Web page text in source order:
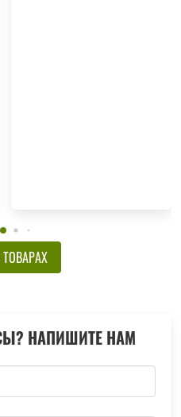
НАПИШИТЕ НАМ